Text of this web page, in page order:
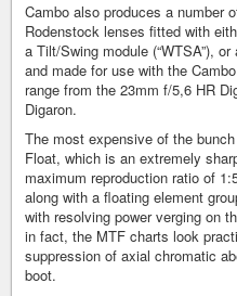
Cambo also produces a number
Rodenstock lenses fitted with
a Tilt/Swing module (“WTSA”),
and made for use with the
range from the 23mm f/5,6 HR
Digaron.
The most expensive of the
Float, which is an extremely
maximum reproduction ratio of
along with a floating element
with resolving power verging on
in fact, the MTF charts look
suppression of axial chromatic
boot.